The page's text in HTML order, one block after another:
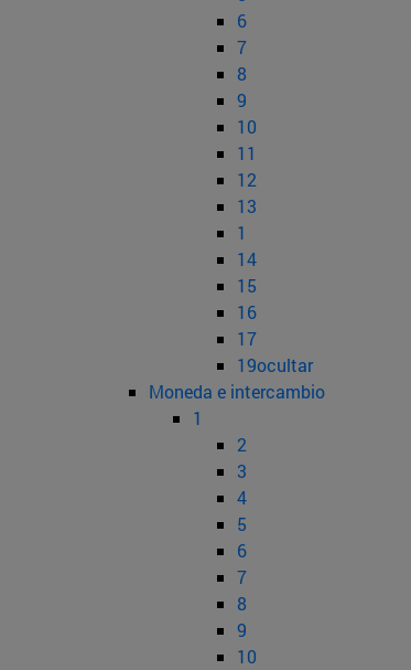
6
7
8
9
10
11
12
13
1
14
15
16
17
19ocultar
Moneda e intercambio
1
2
3
4
5
6
7
8
9
10